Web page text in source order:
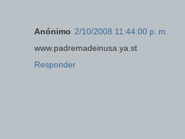
Anónimo 2/10/2008 11:44:00 p. m.
www.padremadeinusa.ya.st
Responder